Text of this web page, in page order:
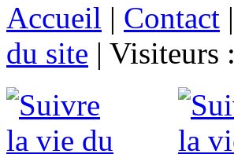
Accueil | Contact |
du site | Visiteurs :